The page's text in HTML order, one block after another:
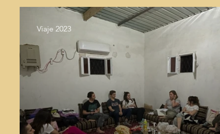
Viaje 2023